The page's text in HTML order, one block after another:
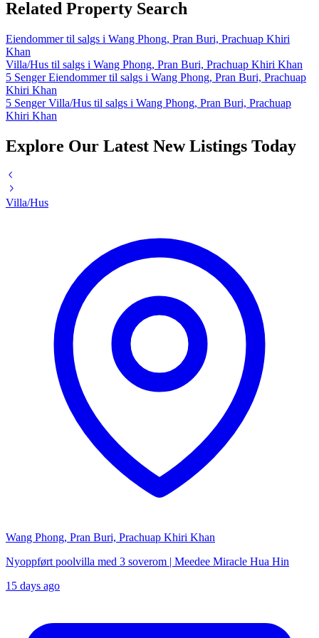
Related Property Search
Eiendommer til salgs i Wang Phong, Pran Buri, Prachuap Khiri
Khan
Villa/Hus til salgs i Wang Phong, Pran Buri, Prachuap Khiri Khan
5 Senger Eiendommer til salgs i Wang Phong, Pran Buri, Prachuap
Khiri Khan
5 Senger Villa/Hus til salgs i Wang Phong, Pran Buri, Prachuap
Khiri Khan
Explore Our Latest New Listings Today
Villa/Hus
Wang Phong, Pran Buri, Prachuap Khiri Khan
Nyoppført poolvilla med 3 soverom | Meedee Miracle Hua Hin
15 days ago